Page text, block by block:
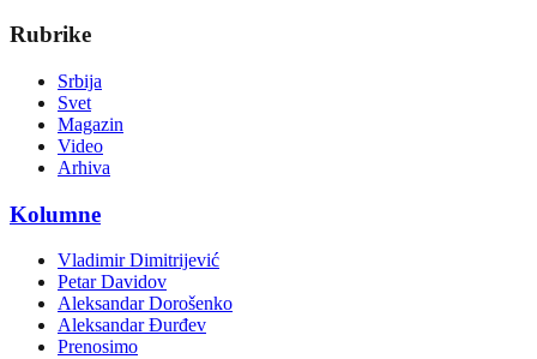
Rubrike
Srbija
Svet
Magazin
Video
Arhiva
Kolumne
Vladimir Dimitrijević
Petar Davidov
Aleksandar Dorošenko
Aleksandar Đurđev
Prenosimo